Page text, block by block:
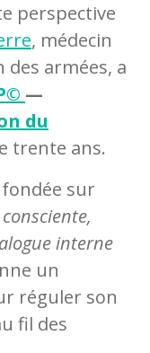
perspective
, médecin
armées, a
—
du
trente ans.
sur
interne
un
réguler son
fil des